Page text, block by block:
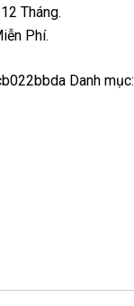
Tháng.
Phí.
Danh mục: